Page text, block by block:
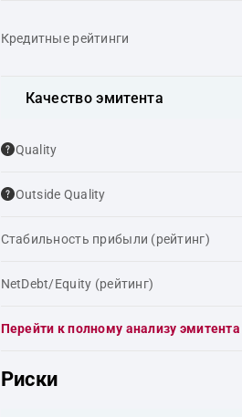
Кредитные рейтинги
Качество эмитента
Quality
Outside Quality
Стабильность прибыли (рейтинг)
NetDebt/Equity (рейтинг)
Перейти к полному анализу эмитента
Риски